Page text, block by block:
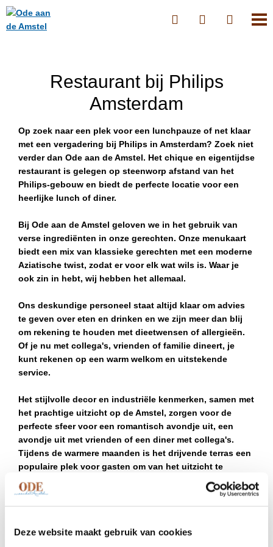
Deze website maakt gebruik van cookies
Restaurant bij Philips
Amsterdam
Op zoek naar een plek voor een lunchpauze of net klaar
met een vergadering bij Philips in Amsterdam? Zoek niet
verder dan Ode aan de Amstel. Het chique en eigentijdse
restaurant is gelegen op steenworp afstand van het
Philips-gebouw en biedt de perfecte locatie voor een
heerlijke lunch of diner.
Bij Ode aan de Amstel geloven we in het gebruik van
verse ingrediënten in onze gerechten. Onze menukaart
biedt een mix van klassieke gerechten met een moderne
Aziatische twist, zodat er voor elk wat wils is. Waar je
ook zin in hebt, wij hebben het allemaal.
Ons deskundige personeel staat altijd klaar om advies
te geven over eten en drinken en we zijn meer dan blij
om rekening te houden met dieetwensen of allergieën.
Of je nu met collega's, vrienden of familie dineert, je
kunt rekenen op een warm welkom en uitstekende
service.
Het stijlvolle decor en industriële kenmerken, samen met
het prachtige uitzicht op de Amstel, zorgen voor de
perfecte sfeer voor een romantisch avondje uit, een
avondje uit met vrienden of een diner met collega's.
Tijdens de warmere maanden is het drijvende terras een
populaire plek voor gasten om van het uitzicht te
genieten terwijl ze van hun maaltijd genieten.
Onze eerste verdieping biedt de optimale setting voor
prachtig uitzicht, gemakkelijke toegang tot eten en